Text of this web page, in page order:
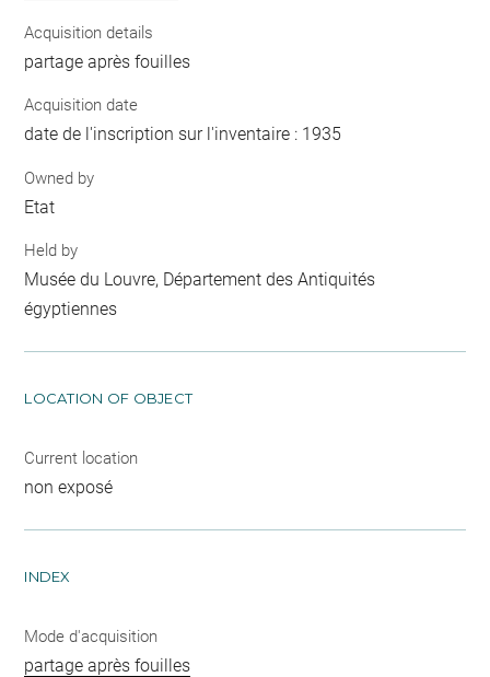
Acquisition details
partage après fouilles
Acquisition date
date de l'inscription sur l'inventaire : 1935
Owned by
Etat
Held by
Musée du Louvre, Département des Antiquités
égyptiennes
LOCATION OF OBJECT
Current location
non exposé
INDEX
Mode d'acquisition
partage après fouilles